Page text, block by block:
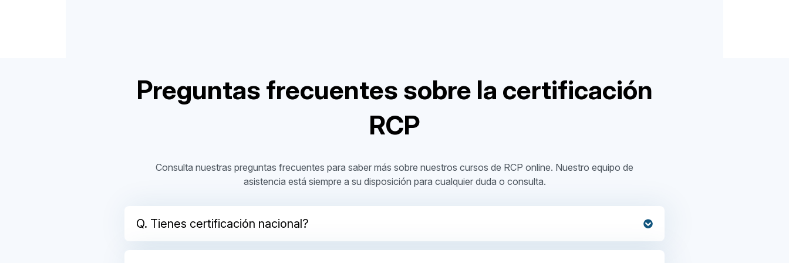
Preguntas frecuentes sobre la certificación
RCP
Consulta nuestras preguntas frecuentes para saber más sobre nuestros cursos de RCP online. Nuestro equipo de
asistencia está siempre a su disposición para cualquier duda o consulta.
Q. Tienes certificación nacional?
Proporcionamos acceso ilimitado al curso durante 60 días y repeticiones ilimitadas para aprobar los exámenes. La